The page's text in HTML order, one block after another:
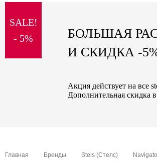
special price
SALE!
- 5%
БОЛЬШАЯ
И СКИДКА -
Акция действует на все
Дополнительная скидка
Главная Бренды Stels (Стелс)